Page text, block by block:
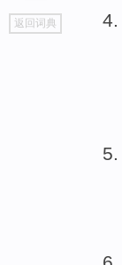
go
top
返回词典